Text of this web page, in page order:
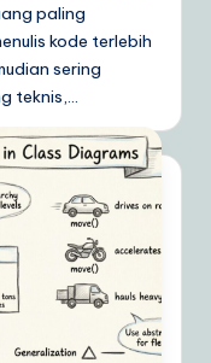
paling
kode terlebih
sering
teknis,…